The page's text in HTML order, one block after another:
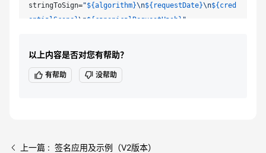
stringToSign="${algorithm}\n${requestDate}\n${cred
entialScope}\n${canonicalRequestHash} "
a256 -hmac
"AWS4 ${secretKey}
t -sha256 -mac HMAC -macopt hexkey:$(
以上内容是否对您有帮助？
有帮助 没帮助
上一篇 : 签名应用及示例（V2版本）